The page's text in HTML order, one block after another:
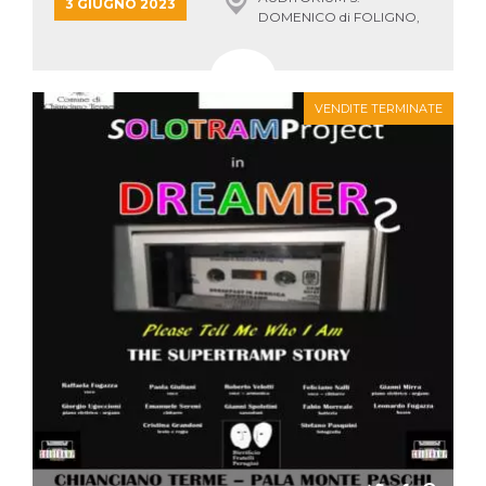
3 GIUGNO 2023
DOMENICO di FOLIGNO,
VENDITE TERMINATE
generalmente
elaborazione
dei pagamenti,
facilitando la
memorizzazione
pagine più
veloci.
CookieScriptConsent
CookieScript
oooh.events
4
settimane
2 giorni
Questo cookie
viene utilizzato
dal servizio
Cookie-
Script.com per
visitatori. È
necessario che il
banner dei
Cookie-
Script.com
funzioni